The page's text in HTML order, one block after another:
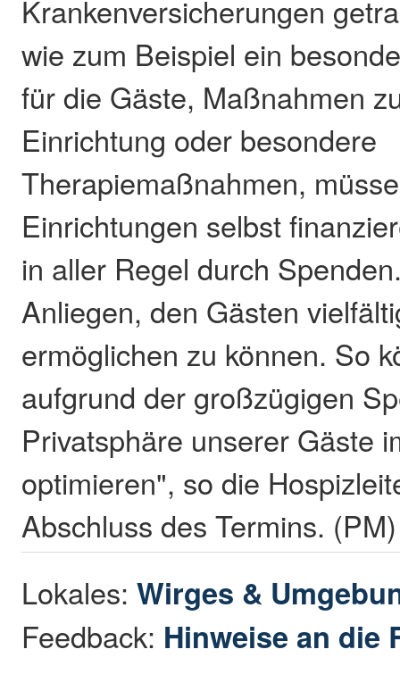
Krankenversicherungen
wie zum Beispiel ein
für die Gäste, Maßnahmen
Einrichtung oder besondere
Therapiemaßnahmen,
Einrichtungen selbst
in aller Regel durch
Anliegen, den Gästen
ermöglichen zu können. So
aufgrund der großzügigen
Privatsphäre unserer Gäste
optimieren", so die
Abschluss des Termins. (PM)
Lokales:Wirges &
Feedback: Hinweise an die